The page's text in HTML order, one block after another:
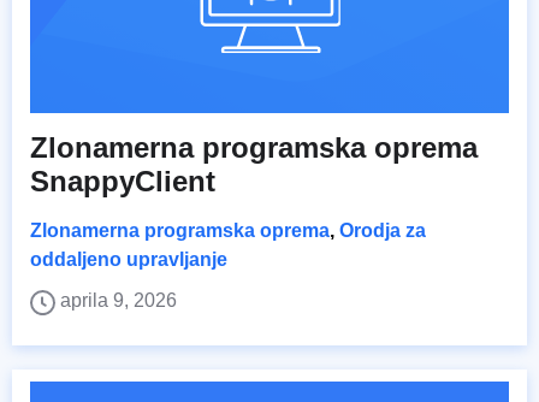
Zlonamerna programska oprema
SnappyClient
Zlonamerna programska oprema, Orodja za
oddaljeno upravljanje
aprila 9, 2026